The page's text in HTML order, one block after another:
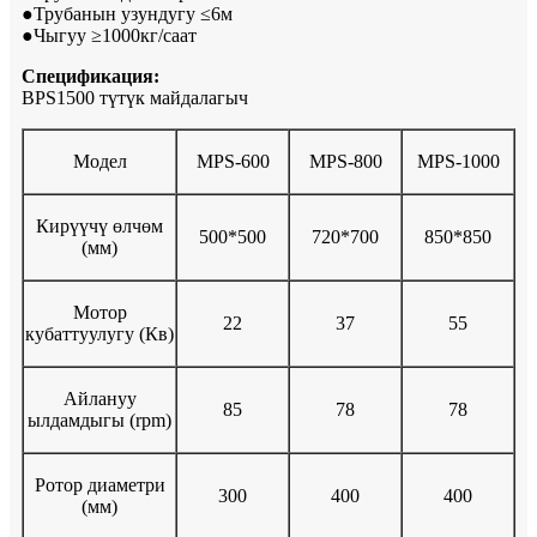
●Трубанын узундугу ≤6м
●Чыгуу ≥1000кг/саат
Спецификация:
BPS1500 түтүк майдалагыч
Модел MPS-600 MPS-800 MPS-1000
Кирүүчү өлчөм
(мм)
500*500 720*700 850*850
Мотор
кубаттуулугу (Кв)
22 37 55
Айлануу
ылдамдыгы (rpm)
85 78 78
Ротор диаметри
(мм)
300 400 400